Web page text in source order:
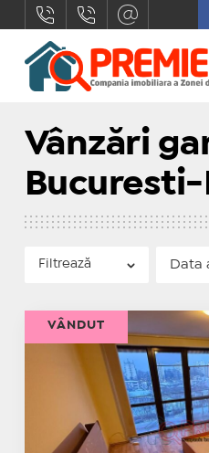
Vânzări
Filtrează
VÂNDUT